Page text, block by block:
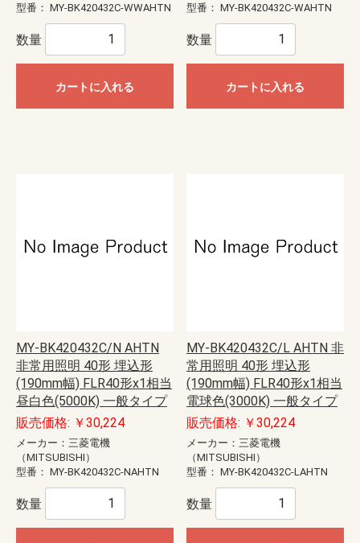
型番： MY-BK420432C-WWAHTN
数量
カートに入れる
型番： MY-BK420432C-WAHTN
数量
カートに入れる
MY-BK420432C/N AHTN
非常用照明 40形 埋込形
(190mm幅) FLR40形x1相当
昼白色(5000K) 一般タイプ
販売価格: ￥30,224
メーカー：三菱電機
（MITSUBISHI）
型番： MY-BK420432C-NAHTN
数量
MY-BK420432C/L AHTN 非
常用照明 40形 埋込形
(190mm幅) FLR40形x1相当
電球色(3000K) 一般タイプ
販売価格: ￥30,224
メーカー：三菱電機
（MITSUBISHI）
型番： MY-BK420432C-LAHTN
数量